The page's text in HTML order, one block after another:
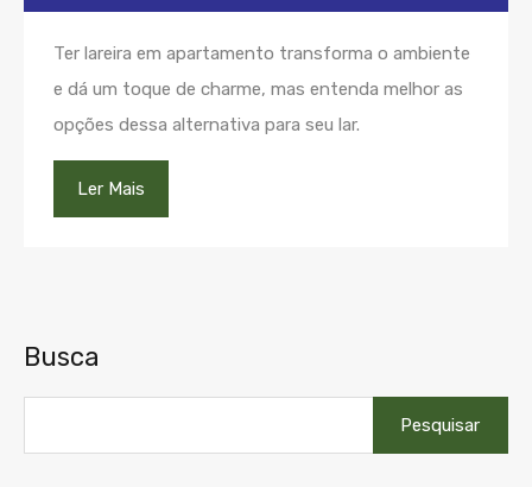
Ter lareira em apartamento transforma o ambiente
e dá um toque de charme, mas entenda melhor as
opções dessa alternativa para seu lar.
Ler Mais
Busca
por: